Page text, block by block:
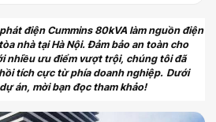
điện Cummins 80kVA làm nguồn điện
nhà tại Hà Nội. Đảm bảo an toàn cho
nhiều ưu điểm vượt trội, chúng tôi đã
tích cực từ phía doanh nghiệp. Dưới
án, mời bạn đọc tham khảo!